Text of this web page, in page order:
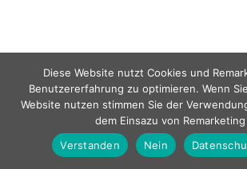
Diese Website nutzt Cookies und
Benutzererfahrung zu optimieren. Wenn
Website nutzen stimmen Sie der
dem Einsazu von
Verstanden
Nein